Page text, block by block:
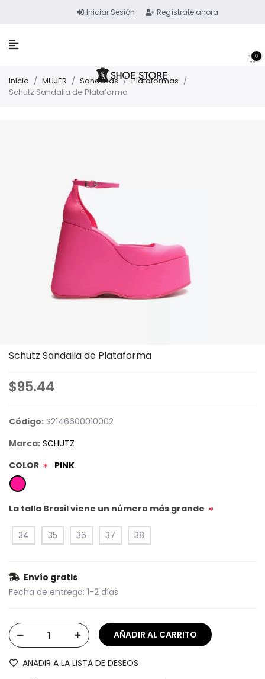
Iniciar Sesión Regístrate ahora
0
Inicio / MUJER / Sandalias / Plataformas /
Schutz Sandalia de Plataforma
Schutz Sandalia de Plataforma
$95.44
Código: S2146600010002
Marca: SCHUTZ
COLOR * PINK
La talla Brasil viene un número más grande *
34 35 36 37 38
Envío gratis
Fecha de entrega: 1-2 días
AÑADIR A LA LISTA DE DESEOS